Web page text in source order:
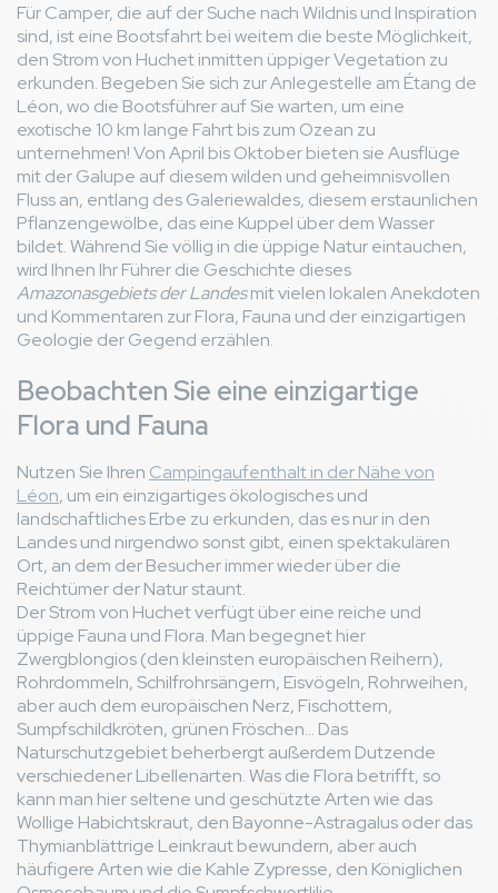
Für Camper, die auf der Suche nach Wildnis und Inspiration
sind, ist eine Bootsfahrt bei weitem die beste Möglichkeit,
den Strom von Huchet inmitten üppiger Vegetation zu
erkunden. Begeben Sie sich zur Anlegestelle am Étang de
Léon, wo die Bootsführer auf Sie warten, um eine
exotische 10 km lange Fahrt bis zum Ozean zu
unternehmen! Von April bis Oktober bieten sie Ausflüge
mit der Galupe auf diesem wilden und geheimnisvollen
Fluss an, entlang des Galeriewaldes, diesem erstaunlichen
Pflanzengewölbe, das eine Kuppel über dem Wasser
bildet. Während Sie völlig in die üppige Natur eintauchen,
wird Ihnen Ihr Führer die Geschichte dieses
Amazonasgebiets der Landesmit vielen lokalen Anekdoten
und Kommentaren zur Flora, Fauna und der einzigartigen
Geologie der Gegend erzählen.
Beobachten Sie eine einzigartige
Flora und Fauna
Nutzen Sie Ihren Campingaufenthalt in der Nähe von
Léon, um ein einzigartiges ökologisches und
landschaftliches Erbe zu erkunden, das es nur in den
Landes und nirgendwo sonst gibt, einen spektakulären
Ort, an dem der Besucher immer wieder über die
Reichtümer der Natur staunt.
Der Strom von Huchet verfügt über eine reiche und
üppige Fauna und Flora. Man begegnet hier
Zwergblongios (den kleinsten europäischen Reihern),
Rohrdommeln, Schilfrohrsängern, Eisvögeln, Rohrweihen,
aber auch dem europäischen Nerz, Fischottern,
Sumpfschildkröten, grünen Fröschen... Das
Naturschutzgebiet beherbergt außerdem Dutzende
verschiedener Libellenarten. Was die Flora betrifft, so
kann man hier seltene und geschützte Arten wie das
Wollige Habichtskraut, den Bayonne-Astragalus oder das
Thymianblättrige Leinkraut bewundern, aber auch
häufigere Arten wie die Kahle Zypresse, den Königlichen